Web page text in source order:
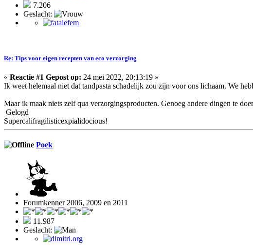
7.206
Geslacht:
Re: Tips voor eigen recepten van eco verzorging
« Reactie #1 Gepost op: 24 mei 2022, 20:13:19 »
Ik weet helemaal niet dat tandpasta schadelijk zou zijn voor ons lichaam. We
Maar ik maak niets zelf qua verzorgingsproducten. Genoeg andere dingen te
Gelogd
Supercalifragilisticexpialidocious!
Poek
Forumkenner 2006, 2009 en 2011
11.987
Geslacht: